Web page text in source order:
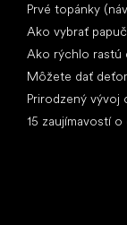
Prvé topánky
Ako vybrať
Ako rýchlo rastú
Môžete dať
Prirodzený vývoj
15 zaujímavostí